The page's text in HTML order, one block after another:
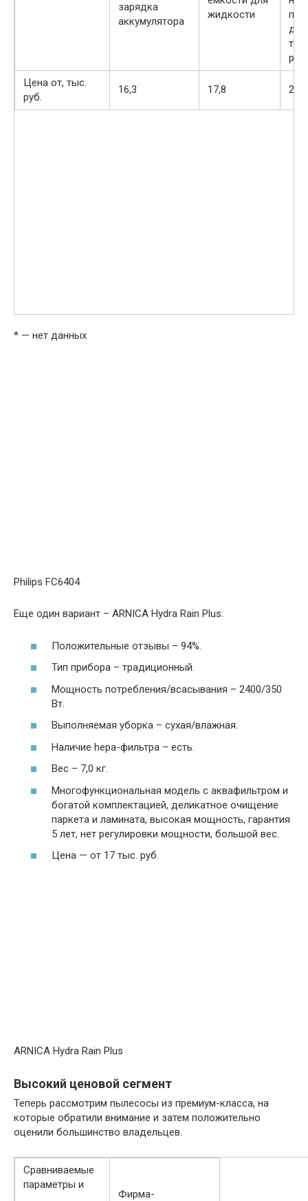
зарядка
аккумулятора
жидкости
Цена от, тыс.
руб.
16,3 17,8 22,5
* — нет данных
Philips FC6404
Еще один вариант – ARNICA Hydra Rain Plus:
Положительные отзывы – 94%.
Тип прибора – традиционный.
Мощность потребления/всасывания – 2400/350
Вт.
Выполняемая уборка – сухая/влажная.
Наличие heра-фильтра – есть.
Вес – 7,0 кг.
Многофункциональная модель с аквафильтром и
богатой комплектацией, деликатное очищение
паркета и ламината, высокая мощность, гарантия
5 лет, нет регулировки мощности, большой вес.
Цена — от 17 тыс. руб.
ARNICA Hydra Rain Plus
Высокий ценовой сегмент
Теперь рассмотрим пылесосы из премиум-класса, на
которые обратили внимание и затем положительно
оценили большинство владельцев.
Сравниваемые
параметры и
Фирма-